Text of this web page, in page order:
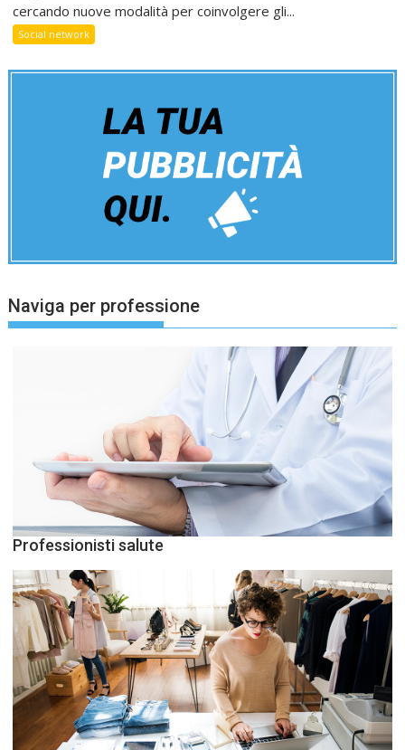
cercando nuove modalità per coinvolgere gli...
Social network
Naviga per professione
Professionisti salute